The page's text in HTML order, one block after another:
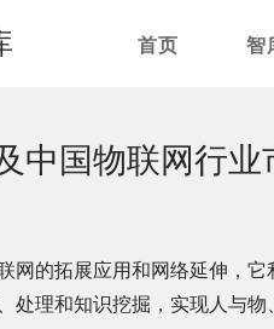
首页 智
中国物联网行
网的拓展应用和网络延伸，
处理和知识挖掘，实现人与